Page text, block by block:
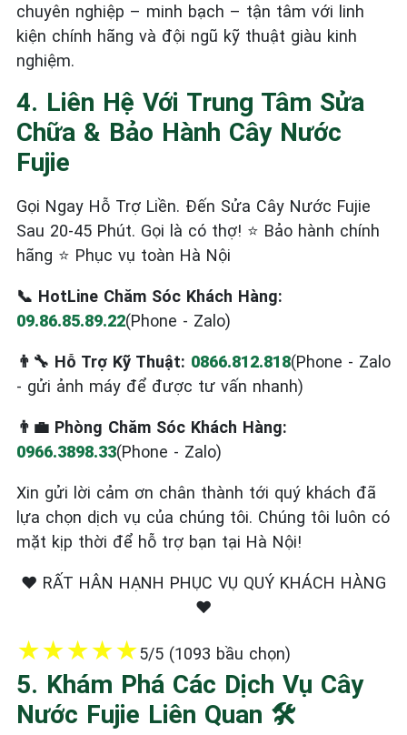
chuyên nghiệp – minh bạch – tận tâm với linh
kiện chính hãng và đội ngũ kỹ thuật giàu kinh
nghiệm.
4. Liên Hệ Với Trung Tâm Sửa
Chữa & Bảo Hành Cây Nước
Fujie
Gọi Ngay Hỗ Trợ Liền. Đến Sửa Cây Nước Fujie
Sau 20-45 Phút. Gọi là có thợ! ⭐ Bảo hành chính
hãng ⭐ Phục vụ toàn Hà Nội
📞 HotLine Chăm Sóc Khách Hàng:
09.86.85.89.22(Phone - Zalo)
👨‍🔧 Hỗ Trợ Kỹ Thuật: 0866.812.818(Phone - Zalo
- gửi ảnh máy để được tư vấn nhanh)
👨‍💼 Phòng Chăm Sóc Khách Hàng:
0966.3898.33(Phone - Zalo)
Xin gửi lời cảm ơn chân thành tới quý khách đã
lựa chọn dịch vụ của chúng tôi. Chúng tôi luôn có
mặt kịp thời để hỗ trợ bạn tại Hà Nội!
❤️ RẤT HÂN HẠNH PHỤC VỤ QUÝ KHÁCH HÀNG
❤️
★★★★★5/5 (1093 bầu chọn)
5. Khám Phá Các Dịch Vụ Cây
Nước Fujie Liên Quan 🛠️